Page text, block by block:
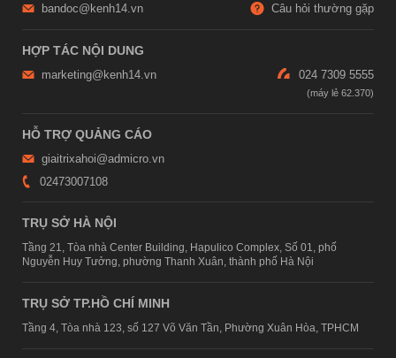
bandoc@kenh14.vn Câu hỏi thường gặp
HỢP TÁC NỘI DUNG
marketing@kenh14.vn 024 7309 5555
HỖ TRỢ QUẢNG CÁO
giaitrixahoi@admicro.vn
02473007108
TRỤ SỞ HÀ NỘI
Tầng 21, Tòa nhà Center Building, Hapulico Complex, Số 01, phố
Nguyễn Huy Tưởng, phường Thanh Xuân, thành phố Hà Nội
TRỤ SỞ TP.HỒ CHÍ MINH
Tầng 4, Tòa nhà 123, số 127 Võ Văn Tần, Phường Xuân Hòa, TPHCM